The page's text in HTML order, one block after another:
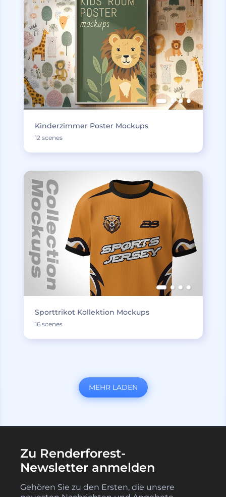
Kinderzimmer Poster Mockups
12 scenes
Sporttrikot Kollektion Mockups
16 scenes
MEHR LADEN
Zu Renderforest-
Newsletter anmelden
Gehören Sie zu den Ersten, die unsere